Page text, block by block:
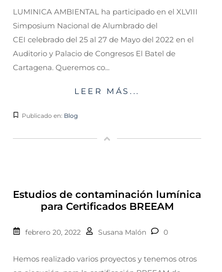
LUMINICA AMBIENTAL ha participado en el XLVIII
Simposium Nacional de Alumbrado del
CEI celebrado del 25 al 27 de Mayo del 2022 en el
Auditorio y Palacio de Congresos El Batel de
Cartagena. Queremos co...
LEER MÁS...
Publicado en: Blog
Estudios de contaminación lumínica
para Certificados BREEAM
febrero 20, 2022 Susana Malón 0
Hemos realizado varios proyectos y tenemos otros